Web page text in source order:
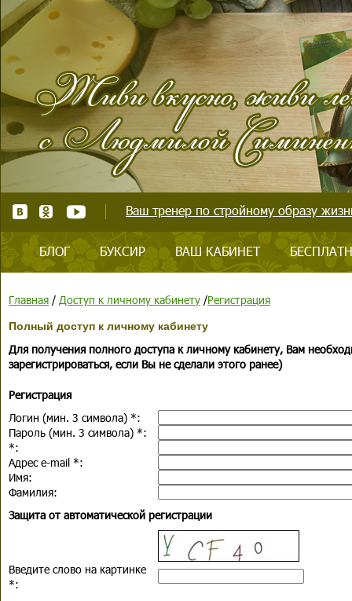
Ваш тренер по стройному образу
БЛОГ БУКСИР ВАШ КАБИНЕТ
Главная / Доступ к личному кабинету /Регистрация
Полный доступ к личному кабинету
Для получения полного доступа к личному кабинету, Вам
зарегистрироваться, если Вы не сделали этого ранее)
Регистрация
Логин (мин. 3 символа) *:
Пароль (мин. 3 символа) *:
*:
Адрес e-mail *:
Имя:
Фамилия:
Защита от автоматической регистрации
Введите слово на картинке
*: